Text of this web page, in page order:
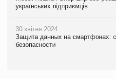
українських підприємців
30 квітня 2024
Защита данных на смартфонах:
безопасности